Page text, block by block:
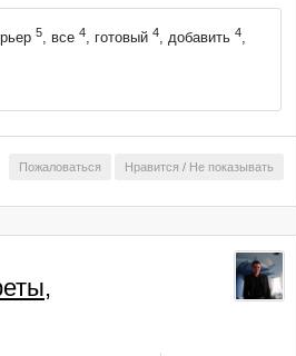
5, все 4, готовый 4, добавить 4,
Нравится / Не показывать
Пожаловаться